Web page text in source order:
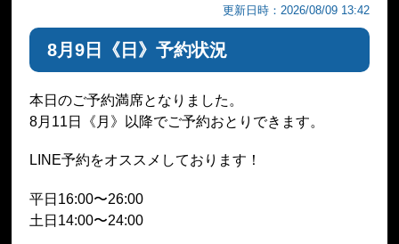
更新日時：2026/08/09 13:42
8月9日《日》予約状況
本日のご予約満席となりました。
8月11日《月》以降でご予約おとりできます。
LINE予約をオススメしております！
平日16:00〜26:00
土日14:00〜24:00